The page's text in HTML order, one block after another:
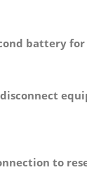
battery for
to